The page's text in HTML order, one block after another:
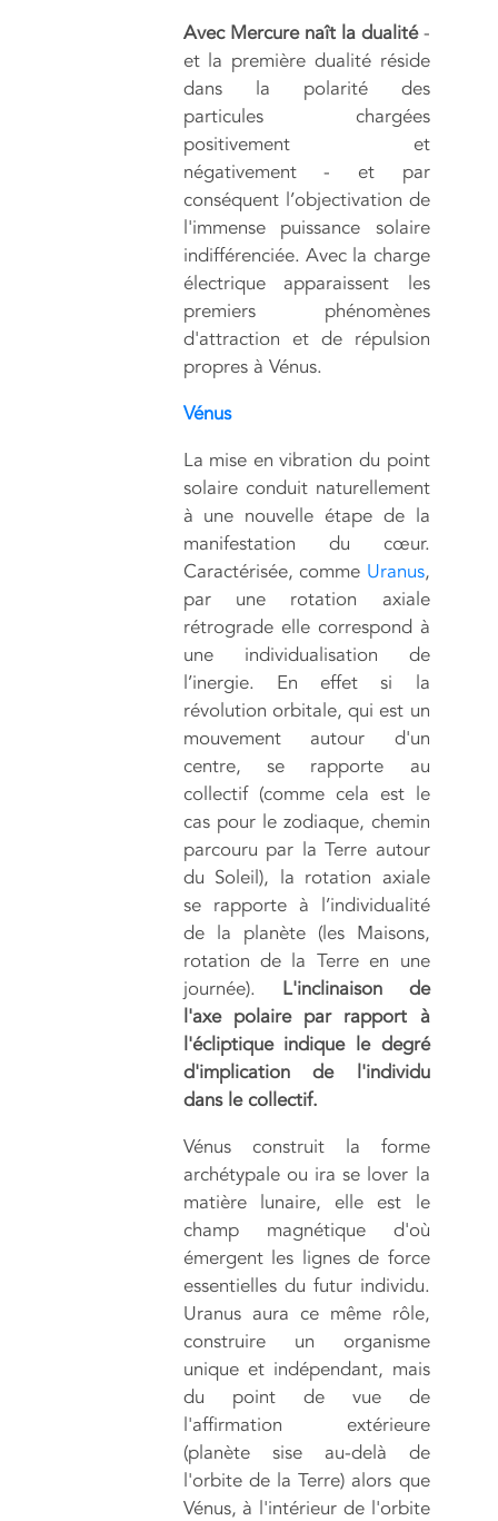
Avec Mercure naît la dualité-
et la première dualité réside
dans la polarité des
particules chargées
positivement et
négativement - et par
conséquent l’objectivation de
l'immense puissance solaire
indifférenciée. Avec la charge
électrique apparaissent les
premiers phénomènes
d'attraction et de répulsion
propres à Vénus.
Vénus
La mise en vibration du point
solaire conduit naturellement
à une nouvelle étape de la
manifestation du cœur.
Caractérisée, comme Uranus,
par une rotation axiale
rétrograde elle correspond à
une individualisation de
l’inergie. En effet si la
révolution orbitale, qui est un
mouvement autour d'un
centre, se rapporte au
collectif (comme cela est le
cas pour le zodiaque, chemin
parcouru par la Terre autour
du Soleil), la rotation axiale
se rapporte à l’individualité
de la planète (les Maisons,
rotation de la Terre en une
journée). L'inclinaison de
l'axe polaire par rapport à
l'écliptique indique le degré
d'implication de l'individu
dans le collectif.
Vénus construit la forme
archétypale ou ira se lover la
matière lunaire, elle est le
champ magnétique d'où
émergent les lignes de force
essentielles du futur individu.
Uranus aura ce même rôle,
construire un organisme
unique et indépendant, mais
du point de vue de
l'affirmation extérieure
(planète sise au-delà de
l'orbite de la Terre) alors que
Vénus, à l'intérieur de l'orbite